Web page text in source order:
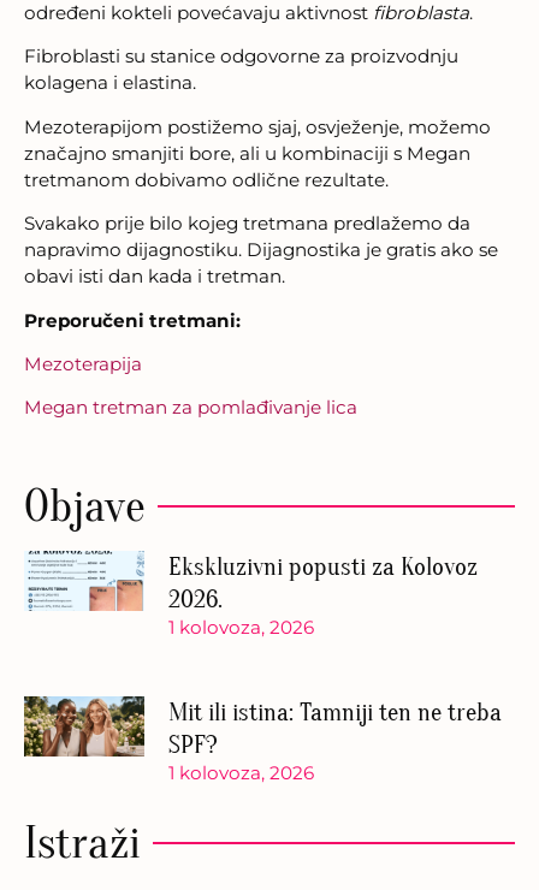
određeni kokteli povećavaju aktivnost fibroblasta.
Fibroblasti su stanice odgovorne za proizvodnju
kolagena i elastina.
Mezoterapijom postižemo sjaj, osvježenje, možemo
značajno smanjiti bore, ali u kombinaciji s Megan
tretmanom dobivamo odlične rezultate.
Svakako prije bilo kojeg tretmana predlažemo da
napravimo dijagnostiku. Dijagnostika je gratis ako se
obavi isti dan kada i tretman.
Preporučeni tretmani:
Mezoterapija
Megan tretman za pomlađivanje lica
Objave
Ekskluzivni popusti za Kolovoz
2026.
1 kolovoza, 2026
Mit ili istina: Tamniji ten ne treba
SPF?
1 kolovoza, 2026
Istraži